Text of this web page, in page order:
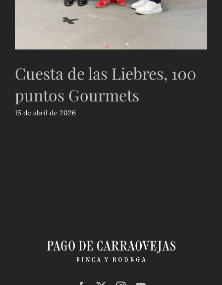
Cuesta de las Liebres, 100
puntos Gourmets
15 de abril de 2026